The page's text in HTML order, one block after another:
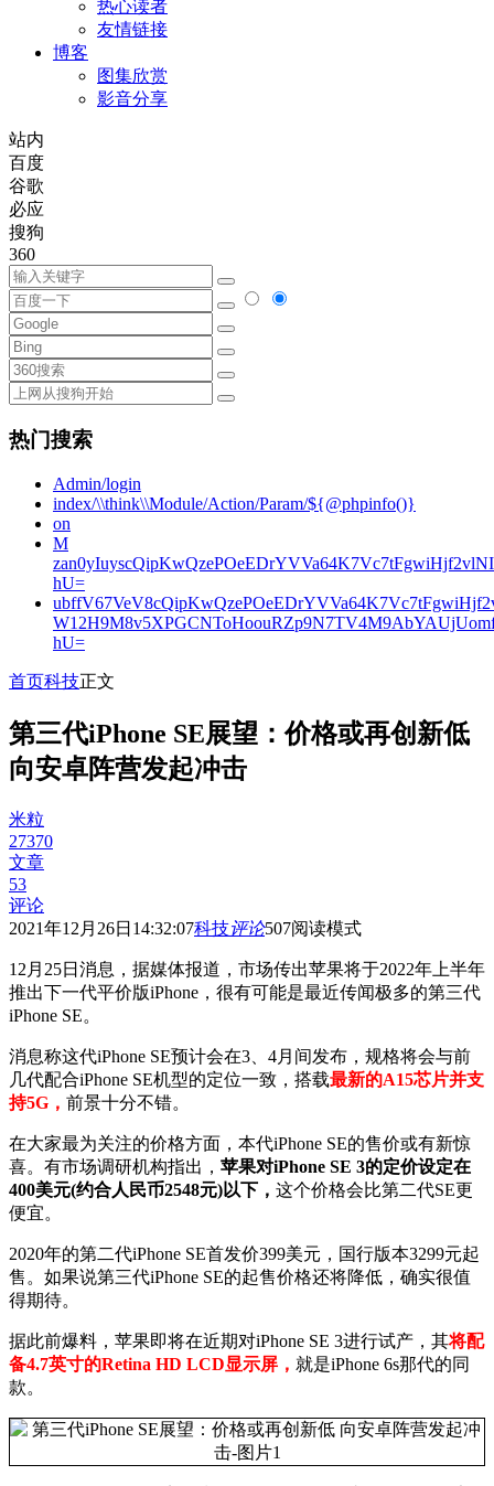
热心读者
友情链接
博客
图集欣赏
影音分享
站内
百度
谷歌
必应
搜狗
360
热门搜索
Admin/login
index/\\think\\Module/Action/Param/${@phpinfo()}
on
M
hU=
hU=
首页科技正文
第三代iPhone SE展望：价格或再创新低
向安卓阵营发起冲击
米粒
27370
文章
53
评论
2021年12月26日14:32:07科技评论507阅读模式
12月25日消息，据媒体报道，市场传出苹果将于2022年上半年
推出下一代平价版iPhone，很有可能是最近传闻极多的第三代
iPhone SE。
消息称这代iPhone SE预计会在3、4月间发布，规格将会与前
几代配合iPhone SE机型的定位一致，搭载最新的A15芯片并支
持5G， 前景十分不错。
在大家最为关注的价格方面，本代iPhone SE的售价或有新惊
喜。有市场调研机构指出， 苹果对iPhone SE 3的定价设定在
400美元(约合人民币2548元)以下， 这个价格会比第二代SE更
便宜。
2020年的第二代iPhone SE首发价399美元，国行版本3299元起
售。如果说第三代iPhone SE的起售价格还将降低，确实很值
得期待。
据此前爆料，苹果即将在近期对iPhone SE 3进行试产，其将配
备4.7英寸的Retina HD LCD显示屏， 就是iPhone 6s那代的同
款。